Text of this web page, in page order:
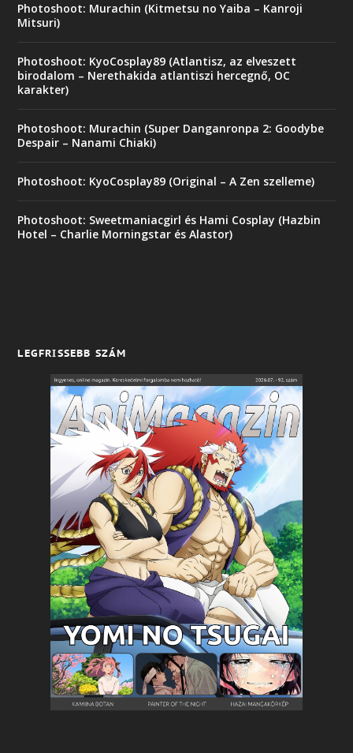
Photoshoot: Murachin (Kitmetsu no Yaiba – Kanroji
Mitsuri)
Photoshoot: KyoCosplay89 (Atlantisz, az elveszett
birodalom – Nerethakida atlantiszi hercegnő, OC
karakter)
Photoshoot: Murachin (Super Danganronpa 2: Goodybe
Despair – Nanami Chiaki)
Photoshoot: KyoCosplay89 (Original – A Zen szelleme)
Photoshoot: Sweetmaniacgirl és Hami Cosplay (Hazbin
Hotel – Charlie Morningstar és Alastor)
LEGFRISSEBB SZÁM